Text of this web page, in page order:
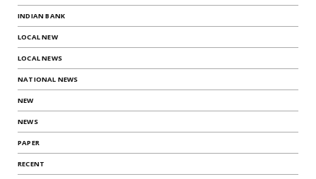
INDIAN BANK
LOCAL NEW
LOCAL NEWS
NATIONAL NEWS
NEW
NEWS
PAPER
RECENT